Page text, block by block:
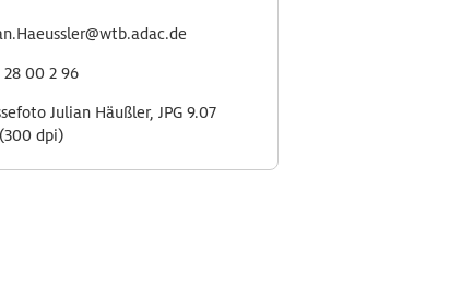
28 00 2 96
Julian Häußler, JPG 9.07
dpi)